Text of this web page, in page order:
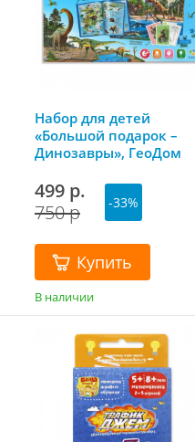
Набор для детей
«Большой подарок –
Динозавры», ГеоДом
499 р.
750 р
-33%
Купить
В наличии